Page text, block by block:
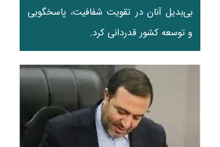
بی‌بدیل آنان در تقویت شفافیت، پاسخگویی
و توسعه کشور قدردانی کرد.